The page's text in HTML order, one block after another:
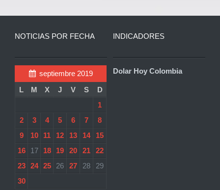
NOTICIAS POR FECHA
septiembre 2019
L
M X J V S
D
1
2
3 4 5 6 7
8
9
10 11 12 13 14
15
16
17 18 19 20 21
22
23
24 25 26 27 28
29
30
INDICADORES
Dolar Hoy Colombia